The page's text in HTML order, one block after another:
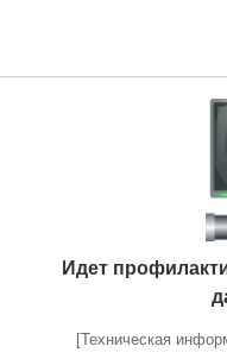
Идет
[Техническая